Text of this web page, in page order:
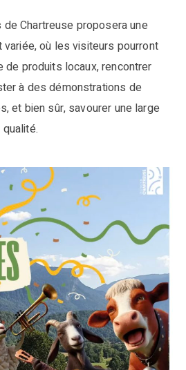
Chartreuse proposera une
variée, où les visiteurs pourront
de produits locaux, rencontrer
à des démonstrations de
et bien sûr, savourer une large